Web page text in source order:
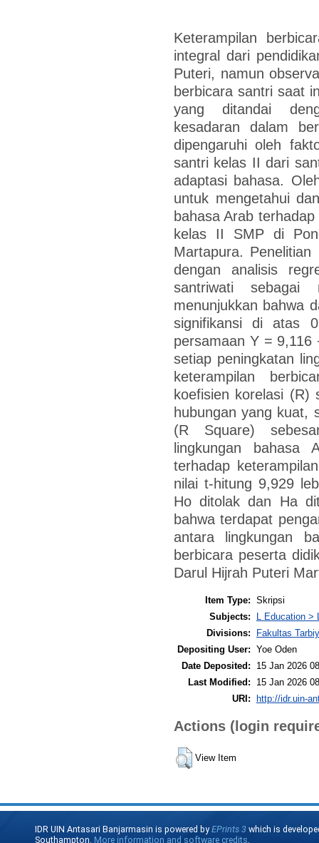
Keterampilan
integral dari
Puteri, namun
berbicara santri saat
yang ditandai
kesadaran dalam
dipengaruhi oleh
santri kelas II dari
adaptasi bahasa.
untuk mengetahui
bahasa Arab
kelas II SMP di
Martapura.
dengan analisis
santriwati sebagai
menunjukkan bahwa
signifikansi di atas
persamaan Y = 9,116
setiap peningkatan
keterampilan
koefisien korelasi (R)
hubungan yang kuat,
(R Square)
lingkungan bahasa
terhadap
nilai t-hitung 9,929
Ho ditolak dan Ha
bahwa terdapat
antara lingkungan
berbicara peserta
Darul Hijrah Puteri
Item Type: Skripsi
Subjects:
L Education >
Divisions:
Fakultas
Depositing User: Yoe Oden
Date Deposited:
15 Jan 2026
Last Modified:
15 Jan 2026
URI: http://idr.uin-
Actions (login
View Item
IDR UIN Antasari Banjarmasin is powered byEPrints 3 which is
Southampton. More information and software credits.